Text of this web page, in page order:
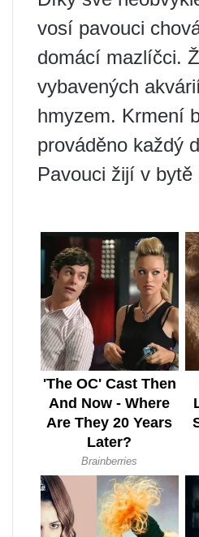
vosí pavouci
domácí mazlíčci.
vybavených
hmyzem. Krmení
prováděno každý
Pavouci žijí v bytě